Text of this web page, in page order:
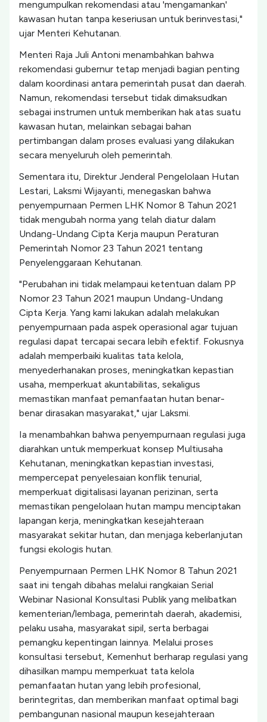
mengumpulkan rekomendasi atau 'mengamankan'
kawasan hutan tanpa keseriusan untuk berinvestasi,"
ujar Menteri Kehutanan.
Menteri Raja Juli Antoni menambahkan bahwa
rekomendasi gubernur tetap menjadi bagian penting
dalam koordinasi antara pemerintah pusat dan daerah.
Namun, rekomendasi tersebut tidak dimaksudkan
sebagai instrumen untuk memberikan hak atas suatu
kawasan hutan, melainkan sebagai bahan
pertimbangan dalam proses evaluasi yang dilakukan
secara menyeluruh oleh pemerintah.
Sementara itu, Direktur Jenderal Pengelolaan Hutan
Lestari, Laksmi Wijayanti, menegaskan bahwa
penyempurnaan Permen LHK Nomor 8 Tahun 2021
tidak mengubah norma yang telah diatur dalam
Undang-Undang Cipta Kerja maupun Peraturan
Pemerintah Nomor 23 Tahun 2021 tentang
Penyelenggaraan Kehutanan.
"Perubahan ini tidak melampaui ketentuan dalam PP
Nomor 23 Tahun 2021 maupun Undang-Undang
Cipta Kerja. Yang kami lakukan adalah melakukan
penyempurnaan pada aspek operasional agar tujuan
regulasi dapat tercapai secara lebih efektif. Fokusnya
adalah memperbaiki kualitas tata kelola,
menyederhanakan proses, meningkatkan kepastian
usaha, memperkuat akuntabilitas, sekaligus
memastikan manfaat pemanfaatan hutan benar-
benar dirasakan masyarakat," ujar Laksmi.
Ia menambahkan bahwa penyempurnaan regulasi juga
diarahkan untuk memperkuat konsep Multiusaha
Kehutanan, meningkatkan kepastian investasi,
mempercepat penyelesaian konflik tenurial,
memperkuat digitalisasi layanan perizinan, serta
memastikan pengelolaan hutan mampu menciptakan
lapangan kerja, meningkatkan kesejahteraan
masyarakat sekitar hutan, dan menjaga keberlanjutan
fungsi ekologis hutan.
Penyempurnaan Permen LHK Nomor 8 Tahun 2021
saat ini tengah dibahas melalui rangkaian Serial
Webinar Nasional Konsultasi Publik yang melibatkan
kementerian/lembaga, pemerintah daerah, akademisi,
pelaku usaha, masyarakat sipil, serta berbagai
pemangku kepentingan lainnya. Melalui proses
konsultasi tersebut, Kemenhut berharap regulasi yang
dihasilkan mampu memperkuat tata kelola
pemanfaatan hutan yang lebih profesional,
berintegritas, dan memberikan manfaat optimal bagi
pembangunan nasional maupun kesejahteraan